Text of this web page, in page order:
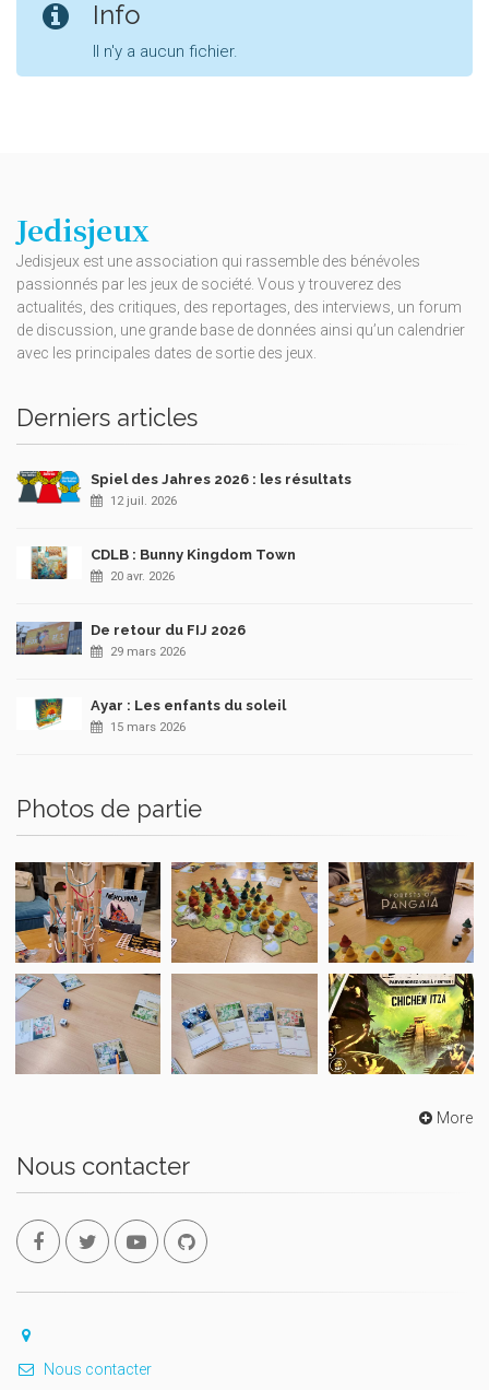
Info
Il n'y a aucun fichier.
Jedisjeux
Jedisjeux est une association qui rassemble des bénévoles
passionnés par les jeux de société. Vous y trouverez des
actualités, des critiques, des reportages, des interviews, un forum
de discussion, une grande base de données ainsi qu’un calendrier
avec les principales dates de sortie des jeux.
Derniers articles
Spiel des Jahres 2026 : les résultats
12 juil. 2026
CDLB : Bunny Kingdom Town
20 avr. 2026
De retour du FIJ 2026
29 mars 2026
Ayar : Les enfants du soleil
15 mars 2026
Photos de partie
More
Nous contacter
Nous contacter